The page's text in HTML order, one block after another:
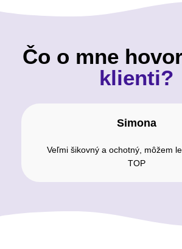
Čo o mne
klienti?
Simona
Veľmi šikovný a ochotný, môžem
TOP